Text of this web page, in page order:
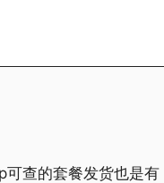
可查的套餐发货也是有